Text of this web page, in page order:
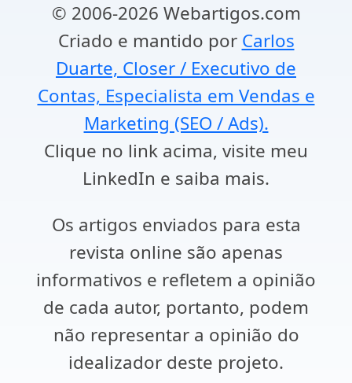
© 2006-2026 Webartigos.com
Criado e mantido por Carlos
Duarte, Closer / Executivo de
Contas, Especialista em Vendas e
Marketing (SEO / Ads).
Clique no link acima, visite meu
LinkedIn e saiba mais.
Os artigos enviados para esta
revista online são apenas
informativos e refletem a opinião
de cada autor, portanto, podem
não representar a opinião do
idealizador deste projeto.